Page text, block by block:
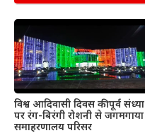
विश्व आदिवासी दिवस की पूर्व संध्या
पर रंग-बिरंगी रोशनी से जगमगाया
समाहरणालय परिसर